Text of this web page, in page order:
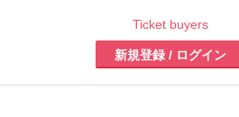
Ticket buyers
新規登録 / ログイン